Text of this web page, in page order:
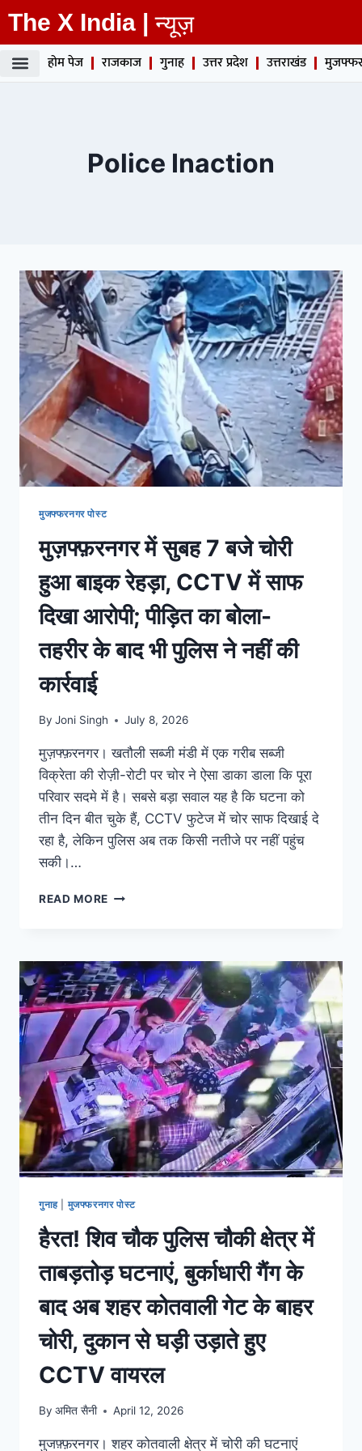
The X India | न्यूज़
होम पेज राजकाज गुनाह उत्तर प्रदेश उत्तराखंड
Police Inaction
मुजफ्फरनगर पोस्ट
मुज़फ्फ़रनगर में सुबह 7 बजे चोरी
हुआ बाइक रेहड़ा, CCTV में साफ
दिखा आरोपी; पीड़ित का बोला-
तहरीर के बाद भी पुलिस ने नहीं की
कार्रवाई
By Joni Singh July 8, 2026
मुज़फ्फ़रनगर। खतौली सब्जी मंडी में एक गरीब सब्जी
विक्रेता की रोज़ी-रोटी पर चोर ने ऐसा डाका डाला कि पूरा
परिवार सदमे में है। सबसे बड़ा सवाल यह है कि घटना को
तीन दिन बीत चुके हैं, CCTV फुटेज में चोर साफ दिखाई दे
रहा है, लेकिन पुलिस अब तक किसी नतीजे पर नहीं पहुंच
सकी।…
READ MORE
गुनाह| मुजफ्फरनगर पोस्ट
हैरत! शिव चौक पुलिस चौकी क्षेत्र में
ताबड़तोड़ घटनाएं, बुर्काधारी गैंग के
बाद अब शहर कोतवाली गेट के बाहर
चोरी, दुकान से घड़ी उड़ाते हुए
CCTV वायरल
By अमित सैनी April 12, 2026
मुजफ़्फ़रनगर। शहर कोतवाली क्षेत्र में चोरी की घटनाएं